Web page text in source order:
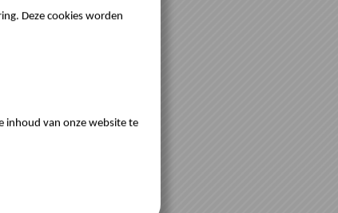
Deze cookies worden
inhoud van onze website te